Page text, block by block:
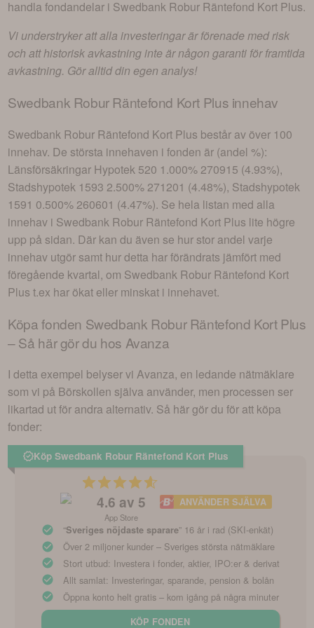
handla fondandelar i Swedbank Robur Räntefond Kort Plus.
Vi understryker att alla investeringar är förenade med risk
och att historisk avkastning inte är någon garanti för framtida
avkastning. Gör alltid din egen analys!
Swedbank Robur Räntefond Kort Plus innehav
Swedbank Robur Räntefond Kort Plus består av över 100
innehav. De största innehaven i fonden är (andel %):
Länsförsäkringar Hypotek 520 1.000% 270915 (4.93%),
Stadshypotek 1593 2.500% 271201 (4.48%), Stadshypotek
1591 0.500% 260601 (4.47%). Se hela listan med alla
innehav i Swedbank Robur Räntefond Kort Plus lite högre
upp på sidan. Där kan du även se hur stor andel varje
innehav utgör samt hur detta har förändrats jämfört med
föregående kvartal, om Swedbank Robur Räntefond Kort
Plus t.ex har ökat eller minskat i innehavet.
Köpa fonden Swedbank Robur Räntefond Kort Plus
– Så här gör du hos Avanza
I detta exempel belyser vi Avanza, en ledande nätmäklare
som vi på Börskollen själva använder, men processen ser
likartad ut för andra alternativ. Så här gör du för att köpa
fonder:
Köp Swedbank Robur Räntefond Kort Plus
4.6 av 5
App Store
ANVÄNDER SJÄLVA
“Sveriges nöjdaste sparare” 16 år i rad (SKI-enkät)
Över 2 miljoner kunder – Sveriges största nätmäklare
Stort utbud: Investera i fonder, aktier, IPO:er & derivat
Allt samlat: Investeringar, sparande, pension & bolån
Öppna konto helt gratis – kom igång på några minuter
KÖP FONDEN